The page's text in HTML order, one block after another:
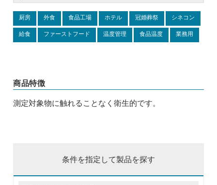
厨房 外食 食品工場 ホテル 冠婚葬祭 シネコン
給食 ファーストフード 温度管理 食品温度 業務用
商品特徴
測定対象物に触れることなく衛生的です。
条件を指定して製品を探す